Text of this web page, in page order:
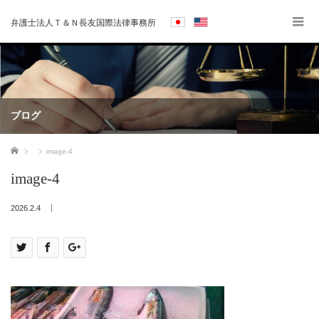
弁護士法人Ｔ＆Ｎ長友国際法律事務所
ブログ
ホーム image-4
image-4
2026.2.4